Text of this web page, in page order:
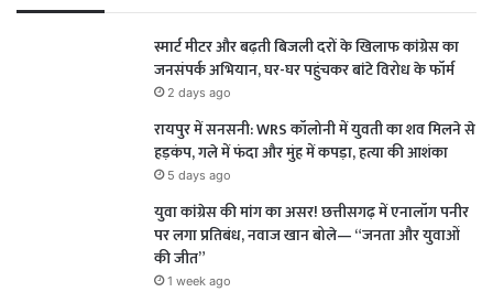
स्मार्ट मीटर और बढ़ती बिजली दरों के खिलाफ कांग्रेस का
जनसंपर्क अभियान, घर-घर पहुंचकर बांटे विरोध के फॉर्म
2 days ago
रायपुर में सनसनी: WRS कॉलोनी में युवती का शव मिलने से
हड़कंप, गले में फंदा और मुंह में कपड़ा, हत्या की आशंका
5 days ago
युवा कांग्रेस की मांग का असर! छत्तीसगढ़ में एनालॉग पनीर
पर लगा प्रतिबंध, नवाज खान बोले— “जनता और युवाओं
की जीत”
1 week ago